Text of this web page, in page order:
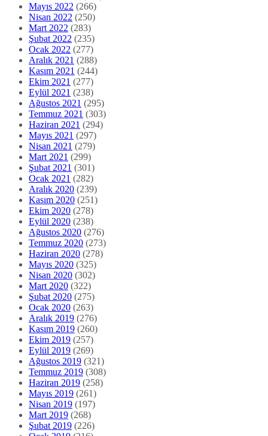
Mayıs 2022 (266)
Nisan 2022 (250)
Mart 2022 (283)
Şubat 2022 (235)
Ocak 2022 (277)
Aralık 2021 (288)
Kasım 2021 (244)
Ekim 2021 (277)
Eylül 2021 (238)
Ağustos 2021 (295)
Temmuz 2021 (303)
Haziran 2021 (294)
Mayıs 2021 (297)
Nisan 2021 (279)
Mart 2021 (299)
Şubat 2021 (301)
Ocak 2021 (282)
Aralık 2020 (239)
Kasım 2020 (251)
Ekim 2020 (278)
Eylül 2020 (238)
Ağustos 2020 (276)
Temmuz 2020 (273)
Haziran 2020 (278)
Mayıs 2020 (325)
Nisan 2020 (302)
Mart 2020 (322)
Şubat 2020 (275)
Ocak 2020 (263)
Aralık 2019 (276)
Kasım 2019 (260)
Ekim 2019 (257)
Eylül 2019 (269)
Ağustos 2019 (321)
Temmuz 2019 (308)
Haziran 2019 (258)
Mayıs 2019 (261)
Nisan 2019 (197)
Mart 2019 (268)
Şubat 2019 (226)